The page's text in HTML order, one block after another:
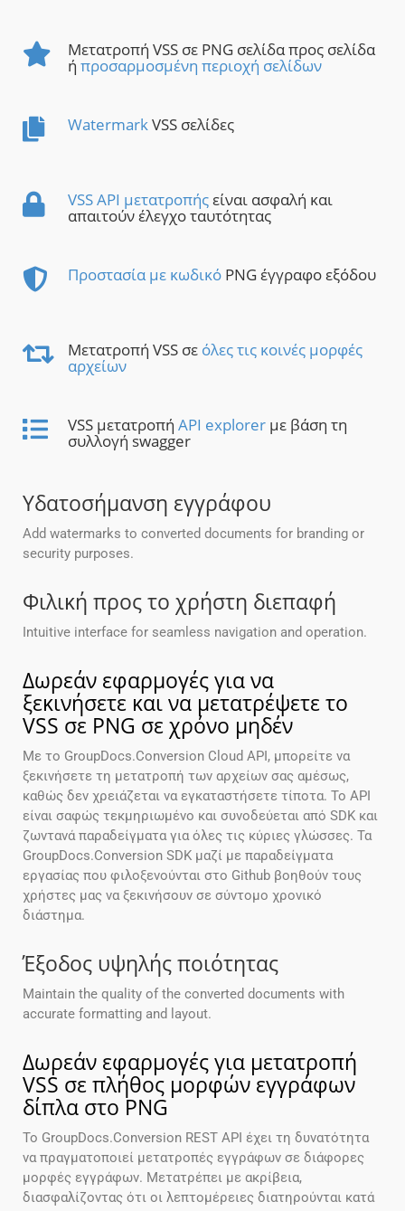
Μετατροπή VSS σε PNG σελίδα προς σελίδα
ή προσαρμοσμένη περιοχή σελίδων
WatermarkVSS σελίδες
VSS API μετατροπήςείναι ασφαλή και
απαιτούν έλεγχο ταυτότητας
Προστασία με κωδικό PNG έγγραφο εξόδου
Μετατροπή VSS σε όλες τις κοινές μορφές
αρχείων
VSS μετατροπή API explorer με βάση τη
συλλογή swagger
Υδατοσήμανση εγγράφου
Add watermarks to converted documents for branding or
security purposes.
Φιλική προς το χρήστη διεπαφή
Intuitive interface for seamless navigation and operation.
Δωρεάν εφαρμογές για να
ξεκινήσετε και να μετατρέψετε το
VSS σε PNG σε χρόνο μηδέν
Με το GroupDocs.Conversion Cloud API, μπορείτε να
ξεκινήσετε τη μετατροπή των αρχείων σας αμέσως,
καθώς δεν χρειάζεται να εγκαταστήσετε τίποτα. Το API
είναι σαφώς τεκμηριωμένο και συνοδεύεται από SDK και
ζωντανά παραδείγματα για όλες τις κύριες γλώσσες. Τα
GroupDocs.Conversion SDK μαζί με παραδείγματα
εργασίας που φιλοξενούνται στο Github βοηθούν τους
χρήστες μας να ξεκινήσουν σε σύντομο χρονικό
διάστημα.
Έξοδος υψηλής ποιότητας
Maintain the quality of the converted documents with
accurate formatting and layout.
Δωρεάν εφαρμογές για μετατροπή
VSS σε πλήθος μορφών εγγράφων
δίπλα στο PNG
Το GroupDocs.Conversion REST API έχει τη δυνατότητα
να πραγματοποιεί μετατροπές εγγράφων σε διάφορες
μορφές εγγράφων. Μετατρέπει με ακρίβεια,
διασφαλίζοντας ότι οι λεπτομέρειες διατηρούνται κατά